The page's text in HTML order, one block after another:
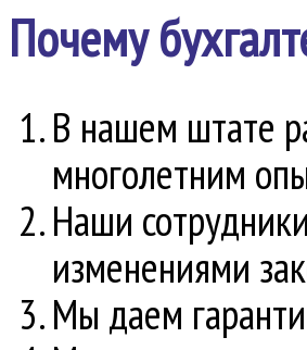
Почему
В нашем штате
многолетним
Наши
изменениями
Мы даем